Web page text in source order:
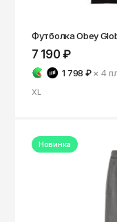
Футболка Obey
7 190 ₽
1 798 ₽ × 4
XL
Новинка